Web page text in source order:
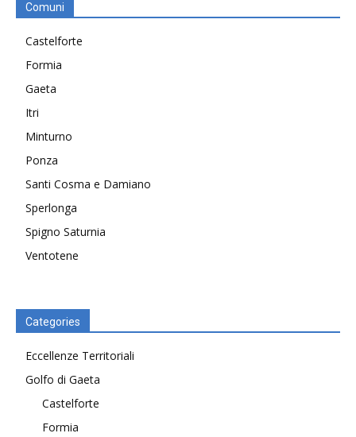
Comuni
Castelforte
Formia
Gaeta
Itri
Minturno
Ponza
Santi Cosma e Damiano
Sperlonga
Spigno Saturnia
Ventotene
Categories
Eccellenze Territoriali
Golfo di Gaeta
Castelforte
Formia